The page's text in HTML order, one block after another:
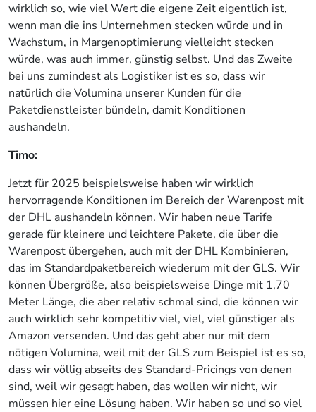
wirklich so, wie viel Wert die eigene Zeit eigentlich ist,
wenn man die ins Unternehmen stecken würde und in
Wachstum, in Margenoptimierung vielleicht stecken
würde, was auch immer, günstig selbst. Und das Zweite
bei uns zumindest als Logistiker ist es so, dass wir
natürlich die Volumina unserer Kunden für die
Paketdienstleister bündeln, damit Konditionen
aushandeln.
Timo:
Jetzt für 2025 beispielsweise haben wir wirklich
hervorragende Konditionen im Bereich der Warenpost mit
der DHL aushandeln können. Wir haben neue Tarife
gerade für kleinere und leichtere Pakete, die über die
Warenpost übergehen, auch mit der DHL Kombinieren,
das im Standardpaketbereich wiederum mit der GLS. Wir
können Übergröße, also beispielsweise Dinge mit 1,70
Meter Länge, die aber relativ schmal sind, die können wir
auch wirklich sehr kompetitiv viel, viel, viel günstiger als
Amazon versenden. Und das geht aber nur mit dem
nötigen Volumina, weil mit der GLS zum Beispiel ist es so,
dass wir völlig abseits des Standard-Pricings von denen
sind, weil wir gesagt haben, das wollen wir nicht, wir
müssen hier eine Lösung haben. Wir haben so und so viel